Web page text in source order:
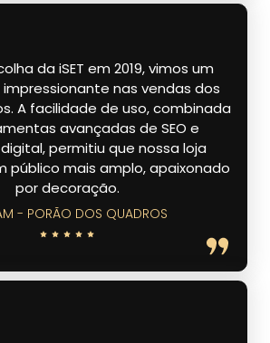
da iSET em 2019, vimos um
nas vendas dos
A facilidade de uso, combinada
avançadas de SEO e
permitiu que nossa loja
público mais amplo, apaixonado
por decoração.
- PORÃO DOS QUADROS